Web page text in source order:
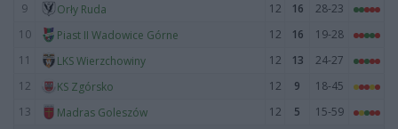
9
Orły Ruda 12 16
28-23
10
Piast II Wadowice Górne 12 16
19-28
11
LKS Wierzchowiny 12 13
24-27
12
KS Zgórsko 12 9
18-45
13
Madras Goleszów 12 5 15-59